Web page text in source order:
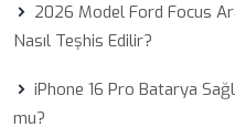
2026 Model Ford Focus
Nasıl Teşhis Edilir?
iPhone 16 Pro Batarya
mu?